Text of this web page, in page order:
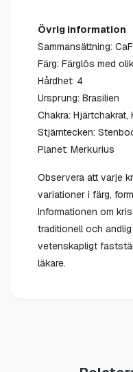
Övrig information
Sammansättning:
Färg: Färglös med
Hårdhet: 4
Ursprung: Brasilien
Chakra:
Stjärntecken:
Planet: Merkurius
Observera att varje
variationer i färg,
Informationen om
traditionell och
vetenskapligt
läkare.